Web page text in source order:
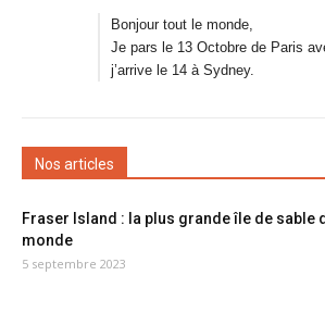
Bonjour tout le monde,
Je pars le 13 Octobre de Paris
j’arrive le 14 à Sydney.
Nos articles
Fraser Island : la plus grande île de sable
monde
5 septembre 2023